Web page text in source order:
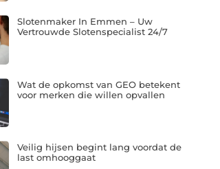
Slotenmaker In Emmen – Uw
Vertrouwde Slotenspecialist 24/7
Wat de opkomst van GEO betekent
voor merken die willen opvallen
Veilig hijsen begint lang voordat de
last omhooggaat